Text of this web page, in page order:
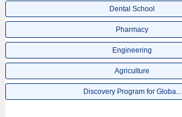
Dental School
Pharmacy
Engineering
Agriculture
Discovery Program for Globa...